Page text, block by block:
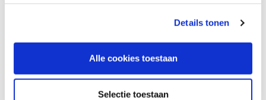
Details tonen
Alle cookies toestaan
Selectie toestaan
€ 44,30 excl. btw
Vergelijken
Gramercy zaagklem 350 mm
Artikelnummer: 32888